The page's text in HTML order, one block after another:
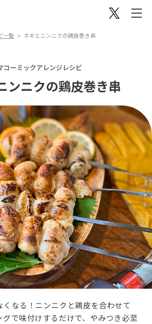
一覧 ネギとニンニクの鶏皮巻き串
コーミックアレンジレシピ
ンニクの鶏皮巻き串
くなる！ニンニクと鶏皮を合わせて
グで味付けするだけで、やみつき必至